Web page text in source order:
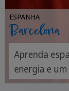
ESPANHA
Barcelona
Aprenda
energia e
aprendizado